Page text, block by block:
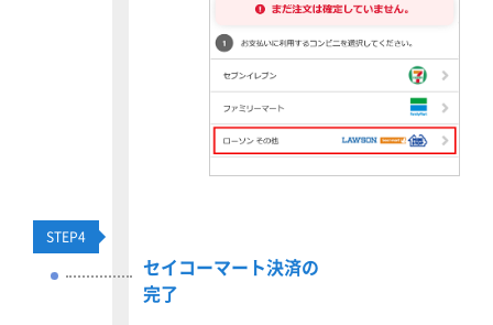
STEP4
セイコーマート決済の
完了